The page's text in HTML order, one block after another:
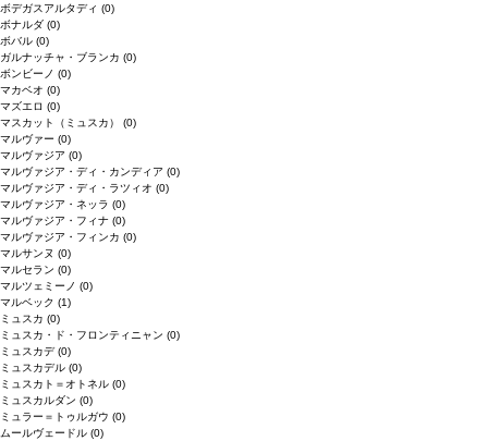
ボデガスアルタディ (0)
ボナルダ (0)
ボバル (0)
ガルナッチャ・ブランカ (0)
ボンビーノ (0)
マカベオ (0)
マズエロ (0)
マスカット（ミュスカ） (0)
マルヴァー (0)
マルヴァジア (0)
マルヴァジア・ディ・カンディア (0)
マルヴァジア・ディ・ラツィオ (0)
マルヴァジア・ネッラ (0)
マルヴァジア・フィナ (0)
マルヴァジア・フィンカ (0)
マルサンヌ (0)
マルセラン (0)
マルツェミーノ (0)
マルベック (1)
ミュスカ (0)
ミュスカ・ド・フロンティニャン (0)
ミュスカデ(0)
ミュスカデル (0)
ミュスカト＝オトネル (0)
ミュスカルダン (0)
ミュラー＝トゥルガウ (0)
ムールヴェードル (0)